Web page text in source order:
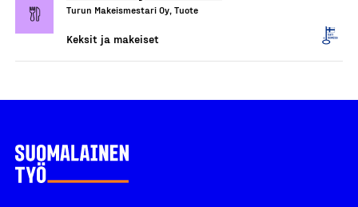
Turun Makeismestari Oy, Tuote
Keksit ja makeiset